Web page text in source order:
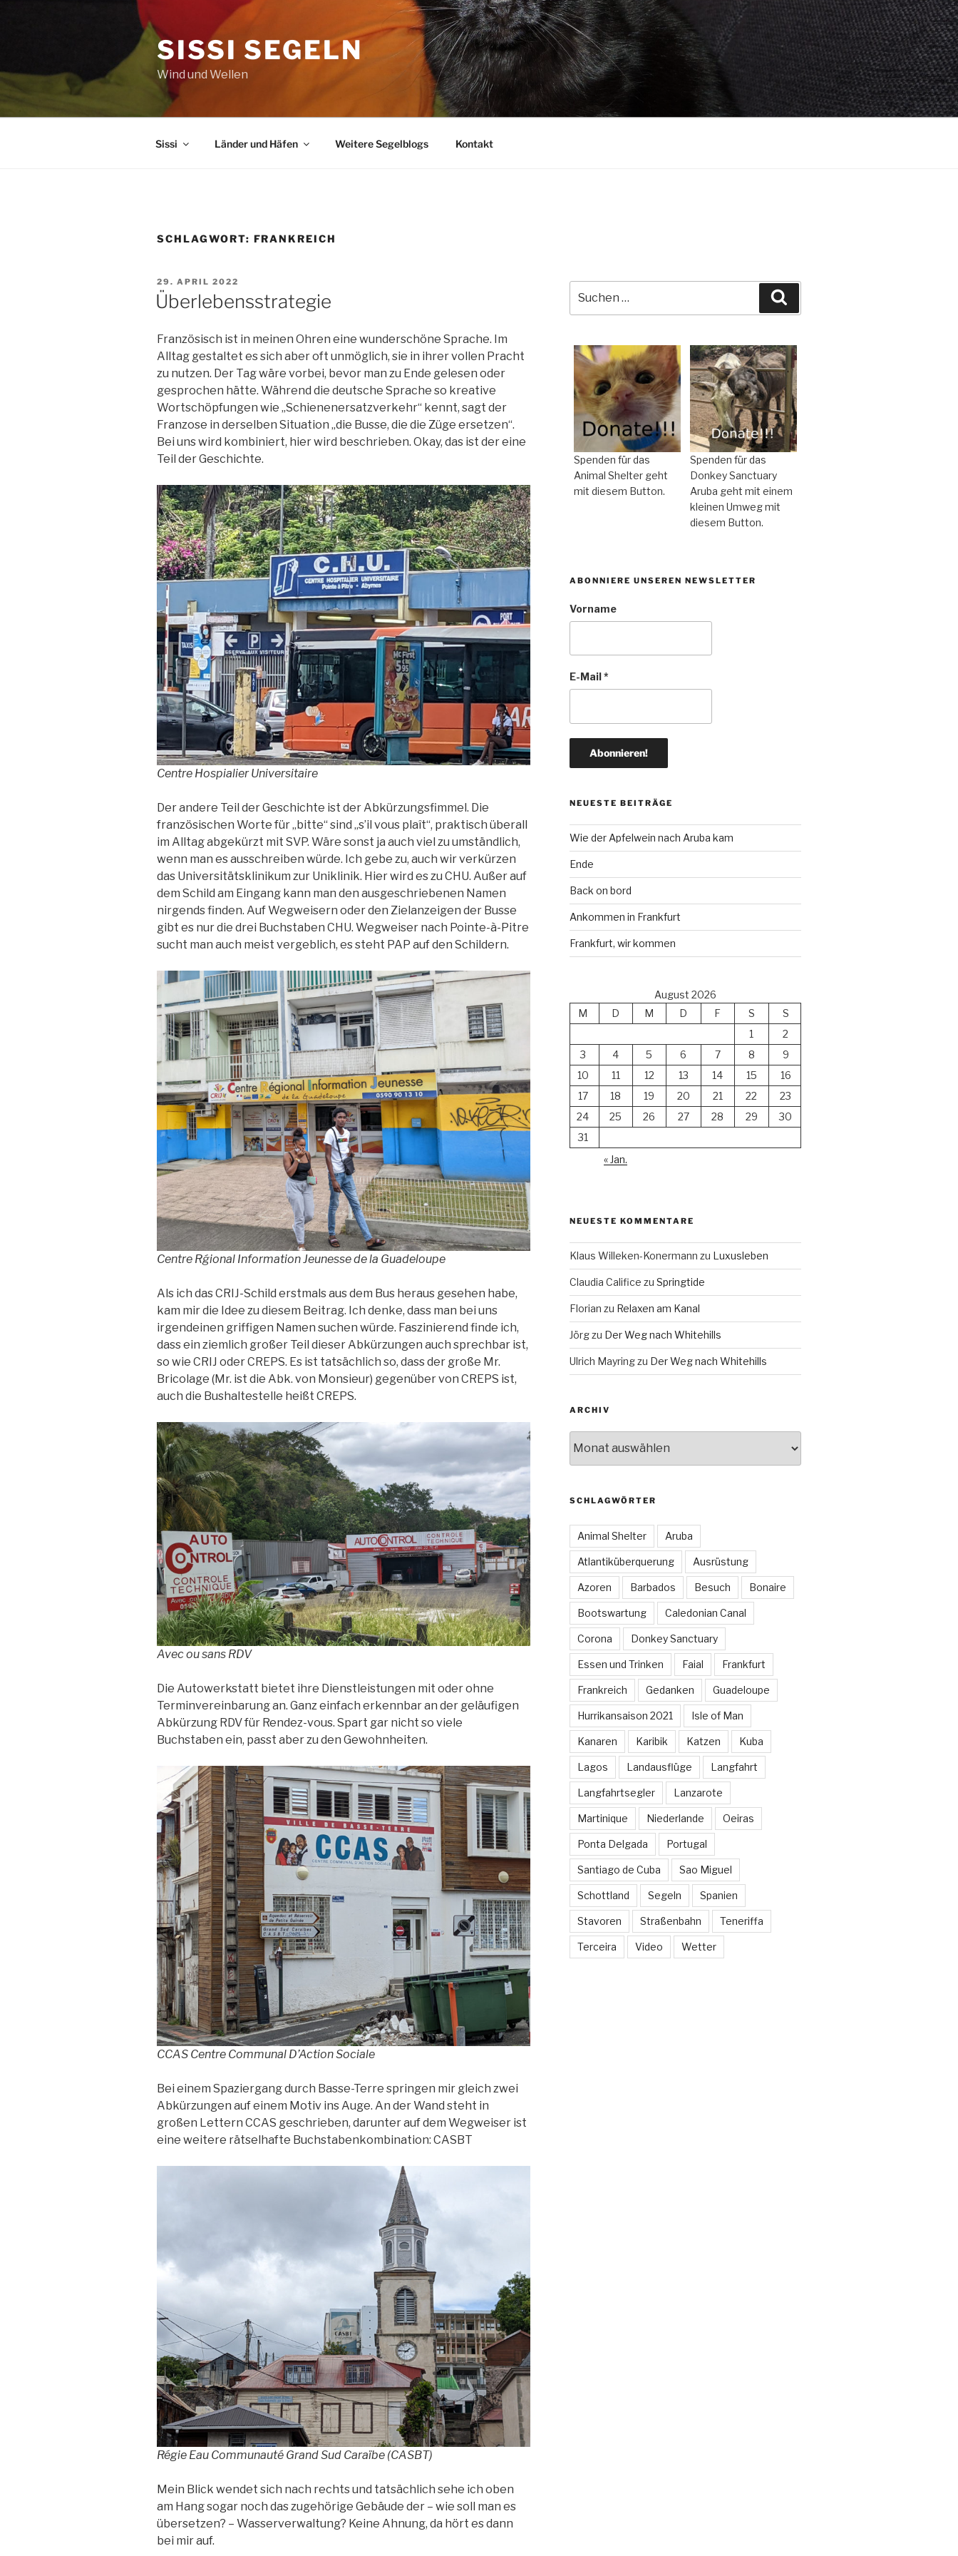
SISSI SEGELN
Wind und Wellen
Sissi Länder und Häfen Weitere Segelblogs Kontakt
SCHLAGWORT: FRANKREICH
VERÖFFENTLICHT
AM
29. APRIL 2022
Überlebensstrategie
Französisch ist in meinen Ohren eine wunderschöne Sprache. Im
Alltag gestaltet es sich aber oft unmöglich, sie in ihrer vollen Pracht
zu nutzen. Der Tag wäre vorbei, bevor man zu Ende gelesen oder
gesprochen hätte. Während die deutsche Sprache so kreative
Wortschöpfungen wie „Schienenersatzverkehr“ kennt, sagt der
Franzose in derselben Situation „die Busse, die die Züge ersetzen“.
Bei uns wird kombiniert, hier wird beschrieben. Okay, das ist der eine
Teil der Geschichte.
Centre Hospialier Universitaire
Der andere Teil der Geschichte ist der Abkürzungsfimmel. Die
französischen Worte für „bitte“ sind „s’il vous plaît“, praktisch überall
im Alltag abgekürzt mit SVP. Wäre sonst ja auch viel zu umständlich,
wenn man es ausschreiben würde. Ich gebe zu, auch wir verkürzen
das Universitätsklinikum zur Uniklinik. Hier wird es zu CHU. Außer auf
dem Schild am Eingang kann man den ausgeschriebenen Namen
nirgends finden. Auf Wegweisern oder den Zielanzeigen der Busse
gibt es nur die drei Buchstaben CHU. Wegweiser nach Pointe-à-Pitre
sucht man auch meist vergeblich, es steht PAP auf den Schildern.
Centre Rǵional Information Jeunesse de la Guadeloupe
Als ich das CRIJ-Schild erstmals aus dem Bus heraus gesehen habe,
kam mir die Idee zu diesem Beitrag. Ich denke, dass man bei uns
irgendeinen griffigen Namen suchen würde. Faszinierend finde ich,
dass ein ziemlich großer Teil dieser Abkürzungen auch sprechbar ist,
so wie CRIJ oder CREPS. Es ist tatsächlich so, dass der große Mr.
Bricolage (Mr. ist die Abk. von Monsieur) gegenüber von CREPS ist,
auch die Bushaltestelle heißt CREPS.
Avec ou sans RDV
Die Autowerkstatt bietet ihre Dienstleistungen mit oder ohne
Terminvereinbarung an. Ganz einfach erkennbar an der geläufigen
Abkürzung RDV für Rendez-vous. Spart gar nicht so viele
Buchstaben ein, passt aber zu den Gewohnheiten.
CCAS Centre Communal D’Action Sociale
Bei einem Spaziergang durch Basse-Terre springen mir gleich zwei
Abkürzungen auf einem Motiv ins Auge. An der Wand steht in
großen Lettern CCAS geschrieben, darunter auf dem Wegweiser ist
eine weitere rätselhafte Buchstabenkombination: CASBT
Régie Eau Communauté Grand Sud Caraïbe (CASBT)
Mein Blick wendet sich nach rechts und tatsächlich sehe ich oben
am Hang sogar noch das zugehörige Gebäude der – wie soll man es
übersetzen? – Wasserverwaltung? Keine Ahnung, da hört es dann
bei mir auf.
nach:
Spenden für das
Animal Shelter geht
mit diesem Button.
Spenden für das
Donkey Sanctuary
Aruba geht mit einem
kleinen Umweg mit
diesem Button.
ABONNIERE UNSEREN NEWSLETTER
Vorname
E-Mail*
NEUESTE BEITRÄGE
Wie der Apfelwein nach Aruba kam
Ende
Back on bord
Ankommen in Frankfurt
Frankfurt, wir kommen
August 2026
M
D M D F S
S
1
2
3
4 5 6 7 8
9
10
11 12 13 14 15
16
17
18 19 20 21 22
23
24
25 26 27 28 29
30
31
« Jan.
NEUESTE KOMMENTARE
Klaus Willeken-Konermann zu Luxusleben
Claudia Califice zu Springtide
Florian zu Relaxen am Kanal
Jörgzu Der Weg nach Whitehills
Ulrich Mayringzu Der Weg nach Whitehills
ARCHIV
SCHLAGWÖRTER
Animal Shelter Aruba
Atlantiküberquerung Ausrüstung
Azoren Barbados Besuch Bonaire
Bootswartung Caledonian Canal
Corona Donkey Sanctuary
Essen und Trinken Faial Frankfurt
Frankreich Gedanken Guadeloupe
Hurrikansaison 2021 Isle of Man
Kanaren Karibik Katzen Kuba
Lagos Landausflüge Langfahrt
Langfahrtsegler Lanzarote
Martinique Niederlande Oeiras
Ponta Delgada Portugal
Santiago de Cuba Sao Miguel
Schottland Segeln Spanien
Stavoren Straßenbahn Teneriffa
Terceira Video Wetter